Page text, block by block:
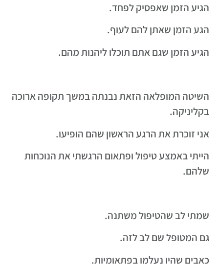
הגיע הזמן שאפסיק לפחד.
הגע הזמן שאתן להם לעוף.
הגיע הזמן שגם אתם תוכלו ליהנות מהם.
השיטה המופלאה הזאת נבנתה במשך תקופה ארוכה
בקליניקה.
אני זוכרת את הרגע הראשון שהם הופיעו.
הייתי באמצע טיפול ופתאום הרגשתי את הנוכחות
שלהם.
שמתי לב שהטיפול משתנה.
גם המטופל שם לב לזה.
כאבים שהיו נעלמו בפתאומיות.